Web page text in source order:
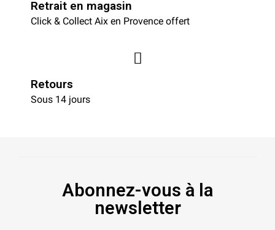
Retrait en magasin
Click & Collect Aix en Provence offert
Retours
Sous 14 jours
Abonnez-vous à la
newsletter